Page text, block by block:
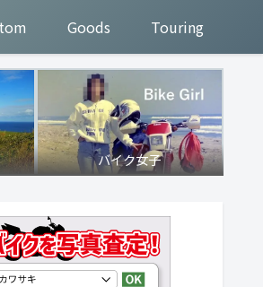
Goods Touring
バイク女子